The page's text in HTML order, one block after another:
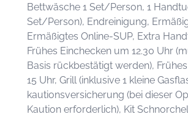
Bettwäsche 1 Set/Person, 1
Set/Person), Endreinigung,
Ermäßigtes Online-SUP, Extra
Frühes Einchecken um 12.30 Uhr
Basis rückbestätigt werden),
15 Uhr, Grill (inklusive 1 kleine
kautionsversicherung (bei dieser
Kaution erforderlich), Kit